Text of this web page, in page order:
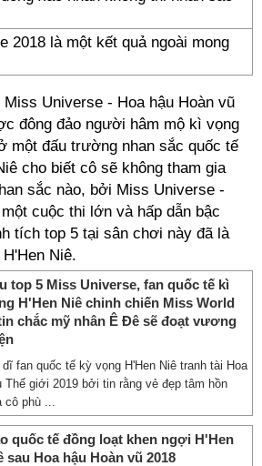
2018 là một kết quả ngoài mong
Universe - Hoa hậu Hoàn vũ
đông đảo người hâm mộ kì vọng
một đấu trường nhan sắc quốc tế
cho biết cô sẽ không tham gia
sắc nào, bởi Miss Universe -
cuộc thi lớn và hấp dẫn bậc
tích top 5 tại sân chơi này đã là
Niê.
top 5 Miss Universe, fan quốc tế kì
H'Hen Niê chinh chiến Miss World
chắc mỹ nhân Ê Đê sẽ đoạt vương
fan quốc tế kỳ vọng H'Hen Niê tranh tài Hoa
Thế giới 2019 bởi tin rằng vẻ đẹp tâm hồn
cô phù ...
quốc tế đồng loạt khen ngợi H'Hen
sau Hoa hậu Hoàn vũ 2018